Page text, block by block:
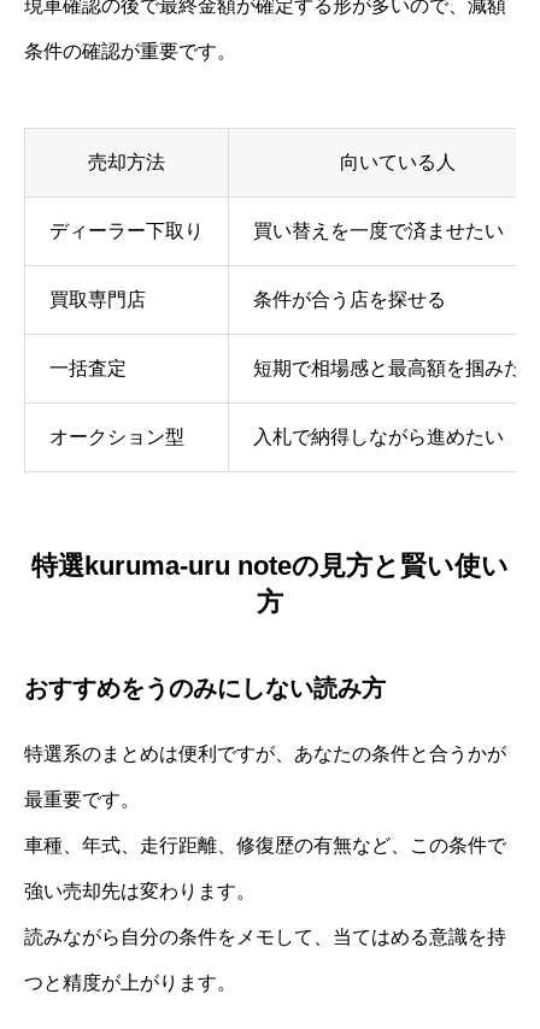
現車確認の後で最終金額が確定する形が多いので、減額
条件の確認が重要です。
売却方法 向いている人
ディーラー下取り 買い替えを一度で済ませたい
買取専門店 条件が合う店を探せる
一括査定 短期で相場感と最高額を掴みた
オークション型 入札で納得しながら進めたい
特選kuruma-uru noteの見方と賢い使い
方
おすすめをうのみにしない読み方
特選系のまとめは便利ですが、あなたの条件と合うかが
最重要です。
車種、年式、走行距離、修復歴の有無など、この条件で
強い売却先は変わります。
読みながら自分の条件をメモして、当てはめる意識を持
つと精度が上がります。